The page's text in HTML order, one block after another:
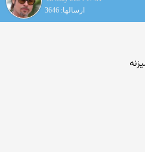
ارسالها: 3646